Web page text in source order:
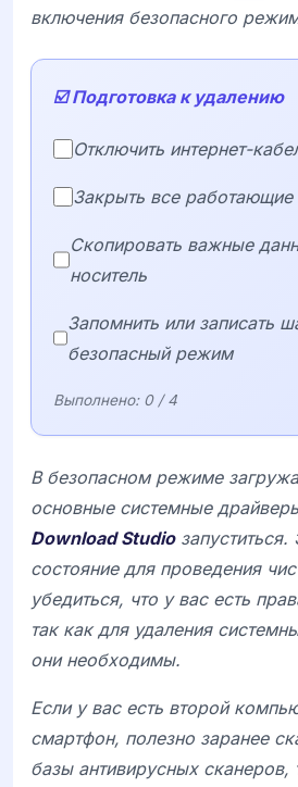
включения безопасного
☑️ Подготовка к удалению
Отключить интернет-
Закрыть все
Скопировать важные
носитель
Запомнить или записать
безопасный режим
Выполнено: 0/ 4
В безопасном режиме
основные системные
Download Studioзапуститься.
состояние для проведения
убедиться, что у вас есть
так как для удаления
они необходимы.
Если у вас есть второй
смартфон, полезно заранее
базы антивирусных сканеров,